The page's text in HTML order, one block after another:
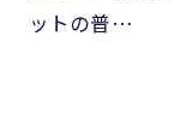
ットの普…